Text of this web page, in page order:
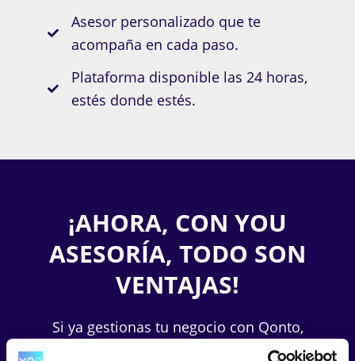
Asesor personalizado que te
acompaña en cada paso.
Plataforma disponible las 24 horas,
estés donde estés.
¡AHORA, CON YOU
ASESORÍA, TODO SON
VENTAJAS!
Si ya gestionas tu negocio con Qonto,
el banco online para empresas,